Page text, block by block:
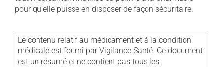
pour qu'elle puisse en disposer de façon sécuritaire.
Le contenu relatif au médicament et à la condition
médicale est fourni par Vigilance Santé. Ce document
est un résumé et ne contient pas tous les